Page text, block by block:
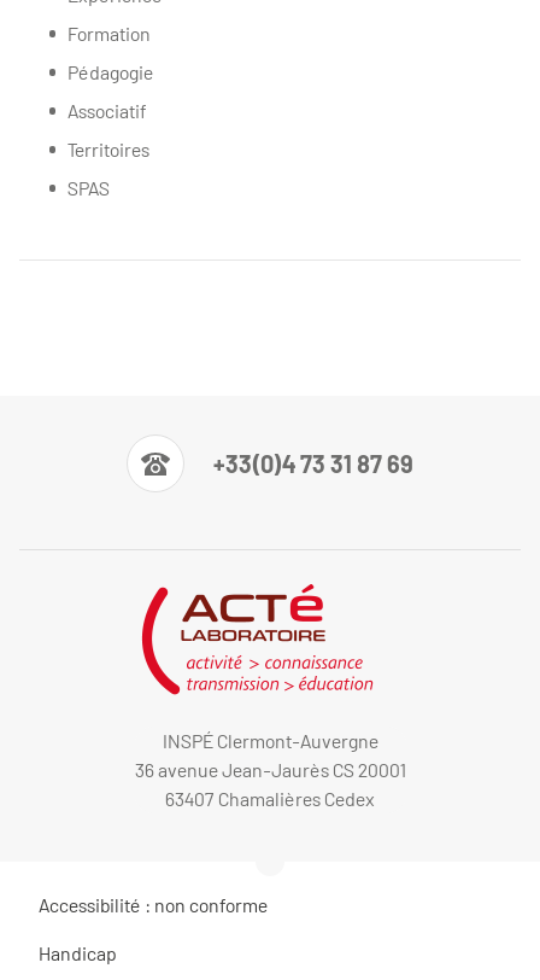
Formation
Pédagogie
Associatif
Territoires
SPAS
+33(0)4 73 31 87 69
INSPÉ Clermont-Auvergne
36 avenue Jean-Jaurès CS 20001
63407 Chamalières Cedex
Accessibilité : non conforme
Handicap